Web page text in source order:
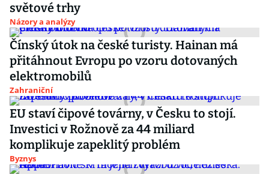
světové trhy
Názory a analýzy
Čínský útok na české turisty. Hainan má
přitáhnout Evropu po vzoru dotovaných
elektromobilů
Zahraniční
EU staví čipové továrny, v Česku to stojí.
Investici v Rožnově za 44 miliard
komplikuje zapeklitý problém
Byznys